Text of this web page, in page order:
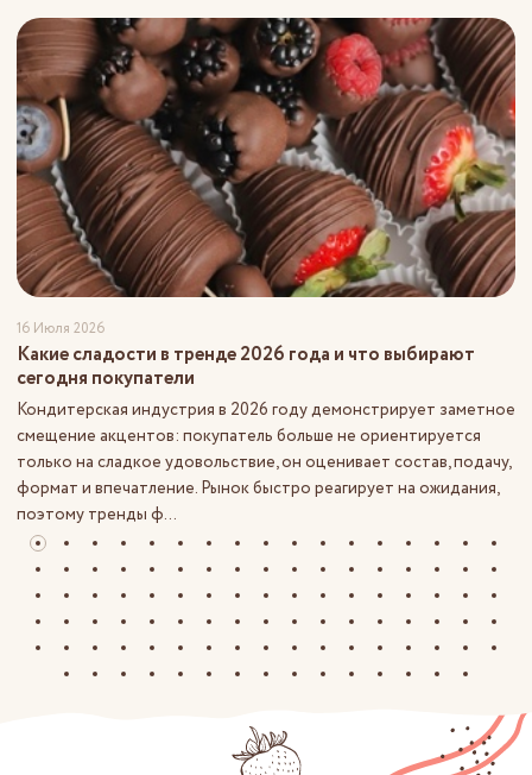
16 Июля 2026
Какие сладости в тренде 2026 года и что выбирают
сегодня покупатели
Кондитерская индустрия в 2026 году демонстрирует заметное
смещение акцентов: покупатель больше не ориентируется
только на сладкое удовольствие, он оценивает состав, подачу,
формат и впечатление. Рынок быстро реагирует на ожидания,
поэтому тренды ф...